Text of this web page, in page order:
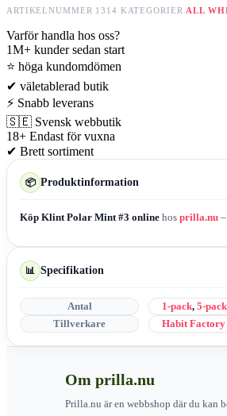
ARTIKELNUMMER 1314 KATEGORIER ALL
Varför handla hos oss?
1M+ kunder sedan start
⭐ höga kundomdömen
✔ väletablerad butik
⚡ Snabb leverans
🇸🇪 Svensk webbutik
18+ Endast för vuxna
✔ Brett sortiment
📦 Produktinformation
Köp Klint Polar Mint #3 online hos prilla.nu
📊 Specifikation
Antal 1-pack, 5-pack
Tillverkare
Habit Factory
Om prilla.nu
Prilla.nu är en webbshop där du kan